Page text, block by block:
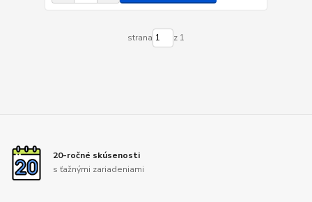
strana z 1
20-ročné skúsenosti
s ťažnými zariadeniami